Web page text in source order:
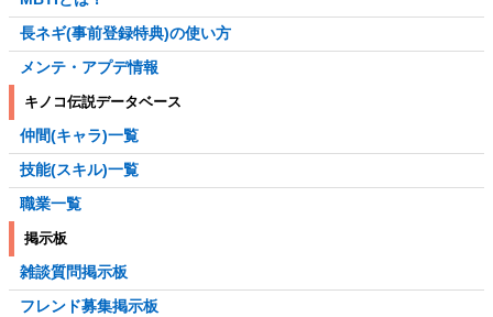
長ネギ(事前登録特典)の使い方
メンテ・アプデ情報
キノコ伝説データベース
仲間(キャラ)一覧
技能(スキル)一覧
職業一覧
掲示板
雑談質問掲示板
フレンド募集掲示板